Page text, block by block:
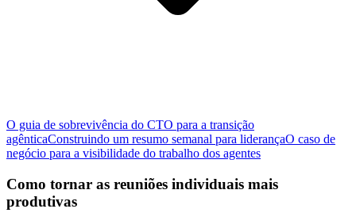
O guia de sobrevivência do CTO para a transição
agênticaConstruindo um resumo semanal para liderançaO caso de
negócio para a visibilidade do trabalho dos agentes
Como tornar as reuniões individuais mais
produtivas